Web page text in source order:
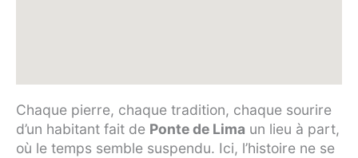
Chaque pierre, chaque tradition, chaque sourire
d’un habitant fait de Ponte de Lima un lieu à part,
où le temps semble suspendu. Ici, l’histoire ne se